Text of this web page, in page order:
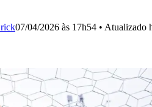
07/04/2026 às 17h54 • Atualizado